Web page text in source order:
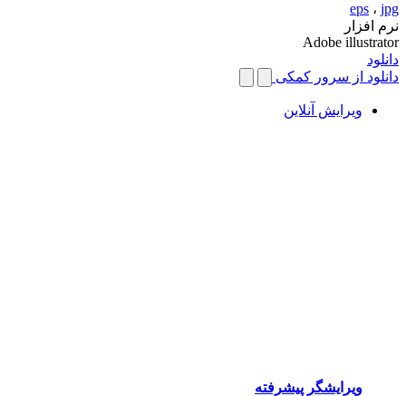
eps ، jpg
نرم افزار
Adobe illustrator
دانلود
دانلود از سرور کمکی
ویرایش آنلاین
ویرایشگر پیشرفته